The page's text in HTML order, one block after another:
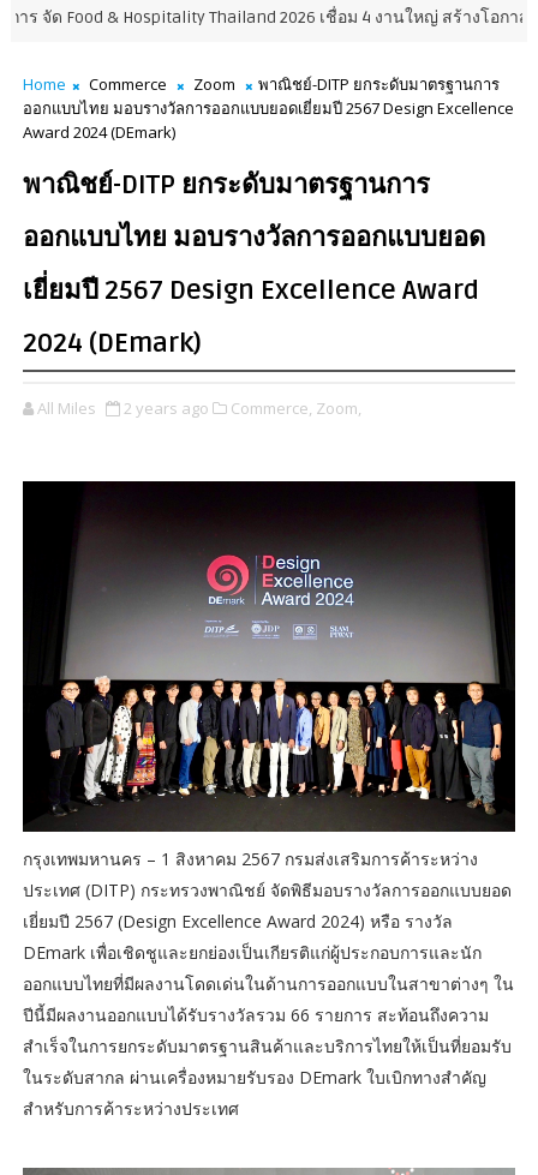
Thailand 2026 เชื่อม 4 งานใหญ่ สร้างโอกาสธุรกิจครบวงจร
Home Commerce Zoom
พาณิชย์-DITP ยกระดับมาตรฐานการ
ออกแบบไทย มอบรางวัลการออกแบบยอดเยี่ยมปี 2567 Design Excellence
Award 2024 (DEmark)
พาณิชย์-DITP ยกระดับมาตรฐานการ
ออกแบบไทย มอบรางวัลการออกแบบยอด
เยี่ยมปี 2567 Design Excellence Award
2024 (DEmark)
All Miles 2 years ago Commerce, Zoom,
กรุงเทพมหานคร – 1 สิงหาคม 2567 กรมส่งเสริมการค้าระหว่าง
ประเทศ (DITP) กระทรวงพาณิชย์ จัดพิธีมอบรางวัลการออกแบบยอด
เยี่ยมปี 2567 (Design Excellence Award 2024) หรือ รางวัล
DEmark เพื่อเชิดชูและยกย่องเป็นเกียรติแก่ผู้ประกอบการและนัก
ออกแบบไทยที่มีผลงานโดดเด่นในด้านการออกแบบในสาขาต่างๆ ใน
ปีนี้มีผลงานออกแบบได้รับรางวัลรวม 66 รายการ สะท้อนถึงความ
สำเร็จในการยกระดับมาตรฐานสินค้าและบริการไทยให้เป็นที่ยอมรับ
ในระดับสากล ผ่านเครื่องหมายรับรอง DEmark ใบเบิกทางสำคัญ
สำหรับการค้าระหว่างประเทศ